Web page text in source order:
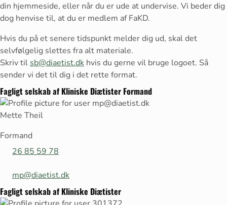
din hjemmeside, eller når du er ude at undervise. Vi beder dig
dog henvise til, at du er medlem af FaKD.
Hvis du på et senere tidspunkt melder dig ud, skal det
selvfølgelig slettes fra alt materiale.
Skriv til sb@diaetist.dk hvis du gerne vil bruge logoet. Så
sender vi det til dig i det rette format.
Fagligt selskab af Kliniske Diætister Formand
Mette Theil
Formand
26 85 59 78
mp@diaetist.dk
Fagligt selskab af Kliniske Diætister